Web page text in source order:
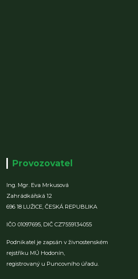
Provozovatel
Ing. Mgr. Eva Mrkusová
Zahrádkářská 12
696 18 LUŽICE,ČESKÁ REPUBLIKA
IČO 01097695, DIČ CZ7559134055
Podnikatel je zapsán v živnostenském
rejstříku MÚ Hodonín,
registrovaný u Puncovního úřadu.